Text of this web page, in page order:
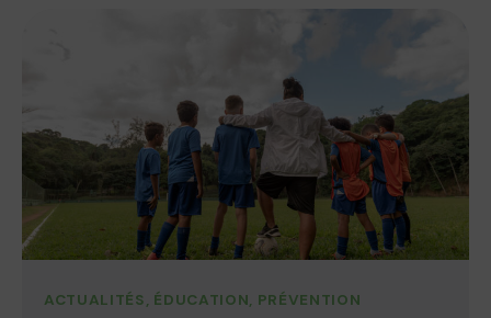
ACTUALITÉS, ÉDUCATION, PRÉVENTION